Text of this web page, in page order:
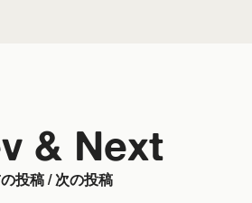
投稿 / 次の投稿
& Next